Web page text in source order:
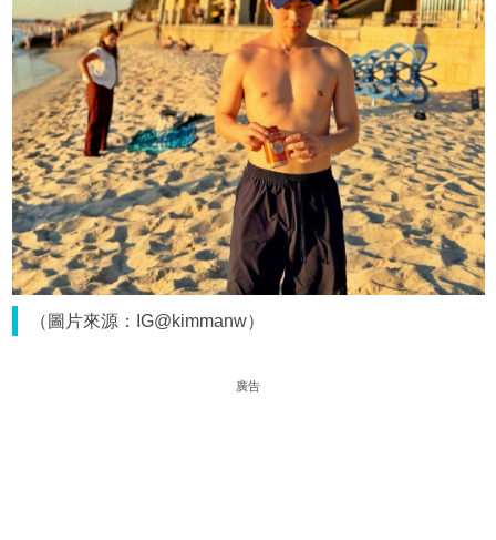
（圖片來源：IG@kimmanw）
廣告